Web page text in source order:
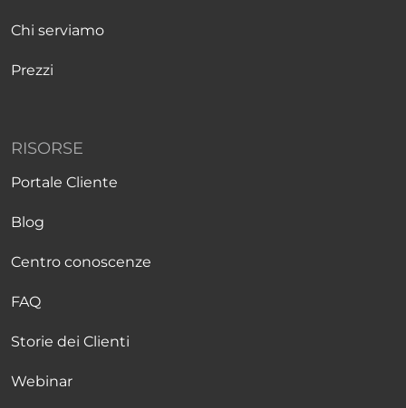
Chi serviamo
Prezzi
RISORSE
Portale Cliente
Blog
Centro conoscenze
FAQ
Storie dei Clienti
Webinar